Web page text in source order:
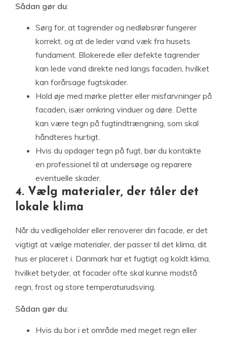
Sådan gør du:
Sørg for, at tagrender og nedløbsrør fungerer
korrekt, og at de leder vand væk fra husets
fundament. Blokerede eller defekte tagrender
kan lede vand direkte ned langs facaden, hvilket
kan forårsage fugtskader.
Hold øje med mørke pletter eller misfarvninger på
facaden, især omkring vinduer og døre. Dette
kan være tegn på fugtindtrængning, som skal
håndteres hurtigt.
Hvis du opdager tegn på fugt, bør du kontakte
en professionel til at undersøge og reparere
eventuelle skader.
4. Vælg materialer, der tåler det
lokale klima
Når du vedligeholder eller renoverer din facade, er det
vigtigt at vælge materialer, der passer til det klima, dit
hus er placeret i. Danmark har et fugtigt og koldt klima,
hvilket betyder, at facader ofte skal kunne modstå
regn, frost og store temperaturudsving.
Sådan gør du:
Hvis du bor i et område med meget regn eller